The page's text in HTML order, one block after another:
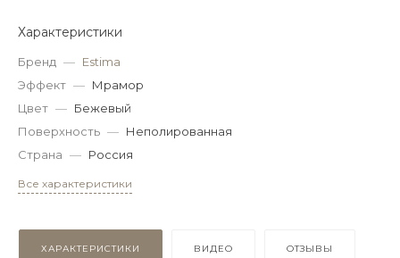
Характеристики
Бренд — Estima
Эффект — Мрамор
Цвет — Бежевый
Поверхность — Неполированная
Страна — Россия
Все характеристики
ХАРАКТЕРИСТИКИ ВИДЕО ОТЗЫВЫ